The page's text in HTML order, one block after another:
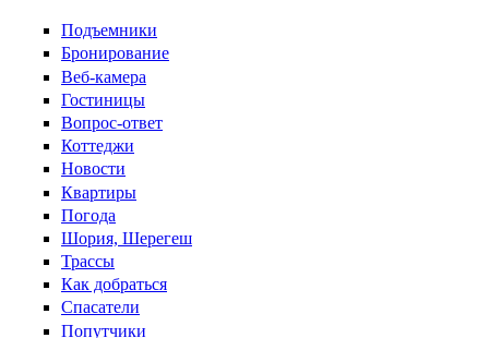
Перейти к основному содержанию
Подъемники
Бронирование
Веб-камера
Гостиницы
Вопрос-ответ
Коттеджи
Новости
Квартиры
Погода
Шория, Шерегеш
Трассы
Как добраться
Спасатели
Попутчики